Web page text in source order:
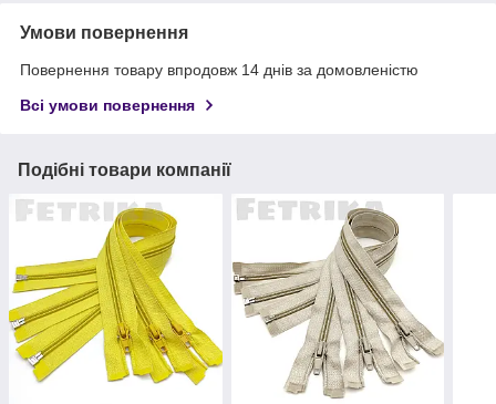
Умови повернення
Повернення товару впродовж 14 днів за домовленістю
Всі умови повернення
Подібні товари компанії